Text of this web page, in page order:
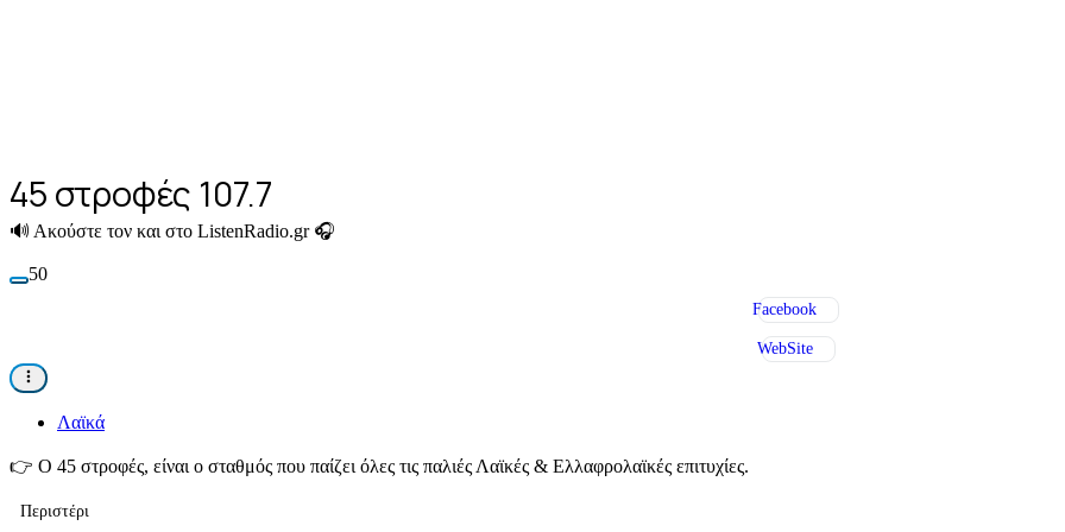
45 στροφές 107.7
🔊 Ακούστε τον και στο ListenRadio.gr 🎧
50
Facebook
WebSite
Λαϊκά
👉 Ο 45 στροφές, είναι ο σταθμός που παίζει όλες τις παλιές Λαϊκές & Ελλαφρολαϊκές επιτυχίες.
Περιστέρι